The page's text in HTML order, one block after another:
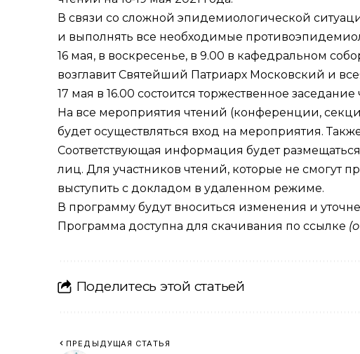
В связи со сложной эпидемиологической
и выполнять все необходимые
16 мая, в воскресенье, в 9.00 в кафедральном
возглавит Святейший Патриарх Московский и
17 мая в 16.00 состоится торжественное
На все мероприятия чтений (конференции,
будет осуществляться вход на мероприятия.
Соответствующая информация будет
лиц. Для участников чтений, которые не смогут
выступить с докладом в удаленном режиме.
В программу будут вноситься изменения и
Программа доступна для скачивания по ссылке
Поделитесь этой статьей
ПРЕДЫДУЩАЯ СТАТЬЯ